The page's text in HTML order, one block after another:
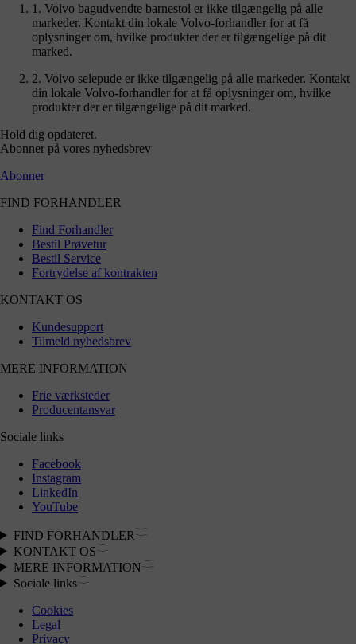
1. Volvo bagudvendte barnestol er ikke tilgængelig på alle
markeder. Kontakt din lokale Volvo-forhandler for at få
oplysninger om, hvilke produkter der er tilgængelige på dit
marked.
2. Volvo selepude er ikke tilgængelig på alle markeder. Kontakt
din lokale Volvo-forhandler for at få oplysninger om, hvilke
produkter der er tilgængelige på dit marked.